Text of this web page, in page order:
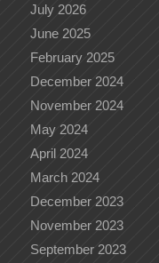
July 2026
June 2025
February 2025
December 2024
November 2024
May 2024
April 2024
March 2024
December 2023
November 2023
September 2023